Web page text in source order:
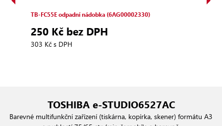
TB‑FC55E odpadní nádobka (6AG00002330)
250 Kč bez DPH
303 Kč s DPH
TOSHIBA e-STUDIO6527AC
Barevné multifunkční zařízení (tiskárna, kopírka, skener) formátu A3